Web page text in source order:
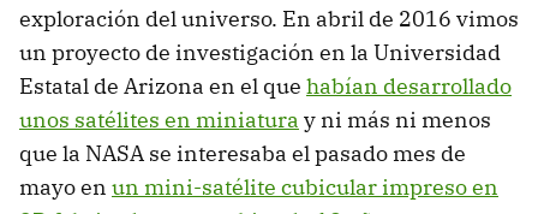
exploración del universo. En abril de 2016 vimos
un proyecto de investigación en la Universidad
Estatal de Arizona en el que habían desarrollado
unos satélites en miniatura y ni más ni menos
que la NASA se interesaba el pasado mes de
mayo en un mini-satélite cubicular impreso en